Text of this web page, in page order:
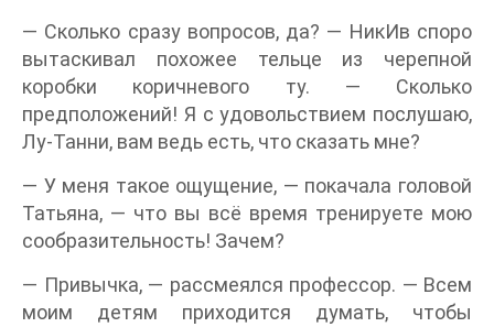
— Сколько сразу вопросов, да? — НикИв споро
вытаскивал похожее тельце из черепной
коробки коричневого ту. — Сколько
предположений! Я с удовольствием послушаю,
Лу-Танни, вам ведь есть, что сказать мне?
— У меня такое ощущение, — покачала головой
Татьяна, — что вы всё время тренируете мою
сообразительность! Зачем?
— Привычка, — рассмеялся профессор. — Всем
моим детям приходится думать, чтобы